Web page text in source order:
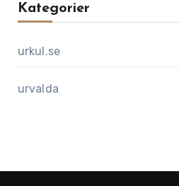
Kategorier
urkul.se
urvalda